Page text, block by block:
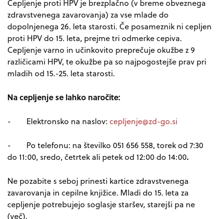
Cepljenje proti HPV je brezplačno (v breme obveznega
zdravstvenega zavarovanja) za vse mlade do
dopolnjenega 26. leta starosti. Če posameznik ni cepljen
proti HPV do 15. leta, prejme tri odmerke cepiva.
Cepljenje varno in učinkovito preprečuje okužbe z 9
različicami HPV, te okužbe pa so najpogostejše prav pri
mladih od 15.-25. leta starosti.
Na cepljenje se lahko naročite:
- Elektronsko na naslov:
- Po telefonu: na številko 051 656 558, torek od 7:30
do 11:00, sredo, četrtek ali petek od 12:00 do 14:00.
Ne pozabite s seboj prinesti kartice zdravstvenega
zavarovanja in cepilne knjižice. Mladi do 15. leta za
cepljenje potrebujejo soglasje staršev, starejši pa ne
(več).